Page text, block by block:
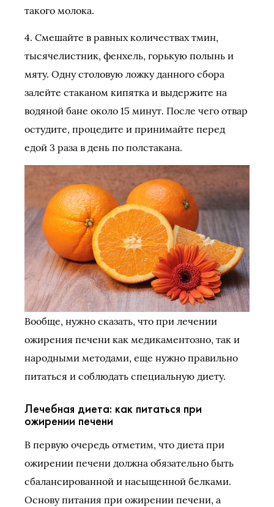
такого молока.
4. Смешайте в равных количествах тмин,
тысячелистник, фенхель, горькую полынь и
мяту. Одну столовую ложку данного сбора
залейте стаканом кипятка и выдержите на
водяной бане около 15 минут. После чего отвар
остудите, процедите и принимайте перед
едой 3 раза в день по полстакана.
Вообще, нужно сказать, что при лечении
ожирения печени как медикаментозно, так и
народными методами, еще нужно правильно
питаться и соблюдать специальную диету.
Лечебная диета: как питаться при
ожирении печени
В первую очередь отметим, что диета при
ожирении печени должна обязательно быть
сбалансированной и насыщенной белками.
Основу питания при ожирении печени, а